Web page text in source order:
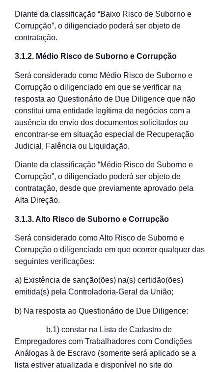
Diante da classificação “Baixo Risco de Suborno e
Corrupção”, o diligenciado poderá ser objeto de
contratação.
3.1.2. Médio Risco de Suborno e Corrupção
Será considerado como Médio Risco de Suborno e
Corrupção o diligenciado em que se verificar na
resposta ao Questionário de Due Diligence que não
constitui uma entidade legítima de negócios com a
ausência do envio dos documentos solicitados ou
encontrar-se em situação especial de Recuperação
Judicial, Falência ou Liquidação.
Diante da classificação “Médio Risco de Suborno e
Corrupção”, o diligenciado poderá ser objeto de
contratação, desde que previamente aprovado pela
Alta Direção.
3.1.3. Alto Risco de Suborno e Corrupção
Será considerado como Alto Risco de Suborno e
Corrupção o diligenciado em que ocorrer qualquer das
seguintes verificações:
a) Existência de sanção(ões) na(s) certidão(ões)
emitida(s) pela Controladoria-Geral da União;
b) Na resposta ao Questionário de Due Diligence:
b.1) constar na Lista de Cadastro de
Empregadores com Trabalhadores com Condições
Análogas à de Escravo (somente será aplicado se a
lista estiver atualizada e disponível no site do